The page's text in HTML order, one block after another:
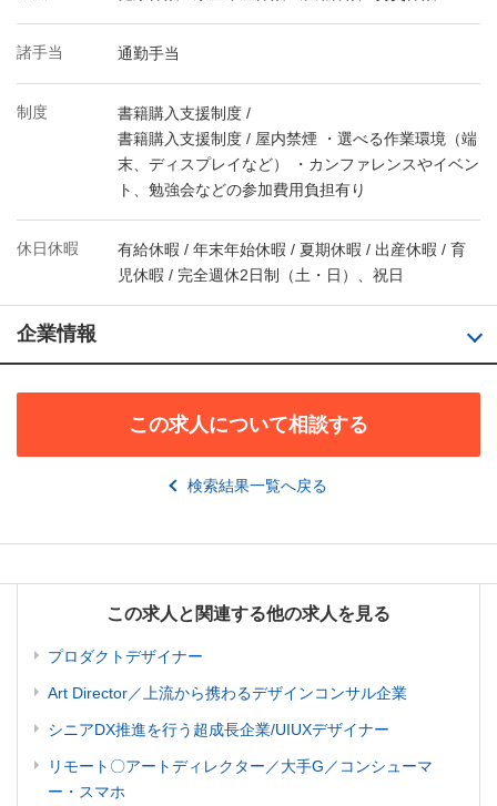
諸手当 通勤手当
制度
書籍購入支援制度 /
書籍購入支援制度 / 屋内禁煙 ・選べる作業環境（端
末、ディスプレイなど） ・カンファレンスやイベン
ト、勉強会などの参加費用負担有り
休日休暇
有給休暇 / 年末年始休暇 / 夏期休暇 / 出産休暇 / 育
児休暇 / 完全週休2日制（土・日）、祝日
企業情報
この求人について相談する
検索結果一覧へ戻る
この求人と関連する他の求人を見る
プロダクトデザイナー
Art Director／上流から携わるデザインコンサル企業
シニアDX推進を行う超成長企業/UIUXデザイナー
リモート〇アートディレクター／大手G／コンシューマ
ー・スマホ